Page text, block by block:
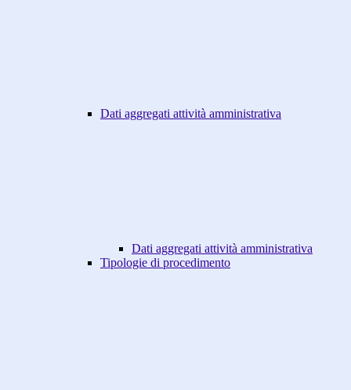
Dati aggregati attività amministrativa
Dati aggregati attività amministrativa
Tipologie di procedimento